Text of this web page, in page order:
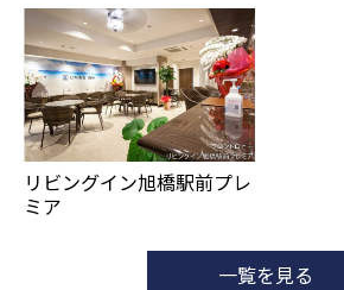
リビングイン旭橋駅前プレ
ミア
一覧を見る